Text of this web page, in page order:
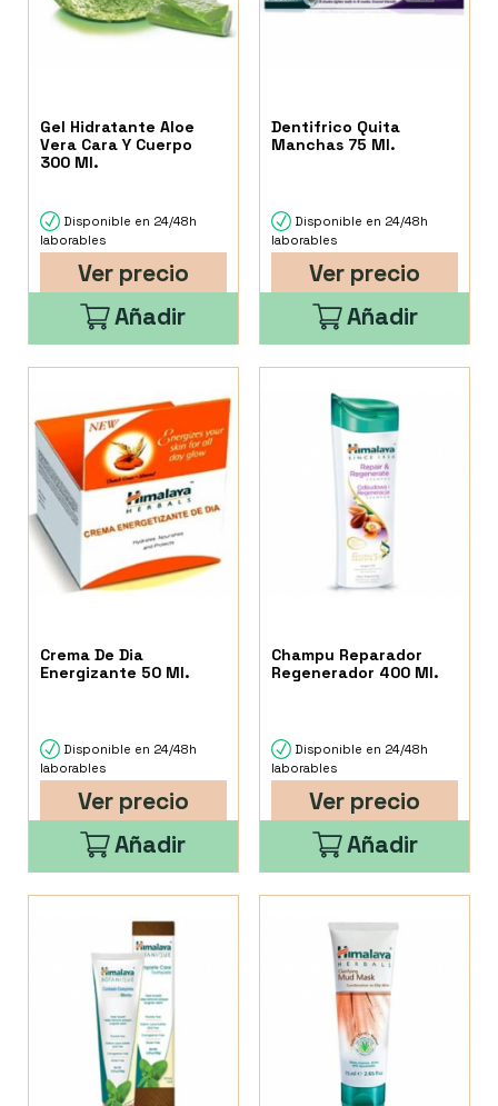
Gel Hidratante Aloe
Vera Cara Y Cuerpo
300 Ml.
Disponible en 24/48h
laborables
Ver precio
Añadir
Dentifrico Quita
Manchas 75 Ml.
Disponible en 24/48h
laborables
Ver precio
Añadir
Crema De Dia
Energizante 50 Ml.
Disponible en 24/48h
laborables
Ver precio
Añadir
Champu Reparador
Regenerador 400 Ml.
Disponible en 24/48h
laborables
Ver precio
Añadir